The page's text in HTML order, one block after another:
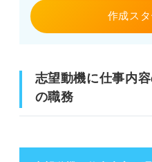
作成ス
志望動機に仕事内
の職務